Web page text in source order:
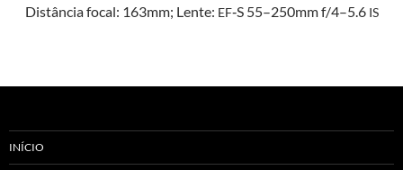
Dis­tân­cia focal: 163mm; Lente: EF‑S 55–250mm f/4–5.6 IS
INÍCIO